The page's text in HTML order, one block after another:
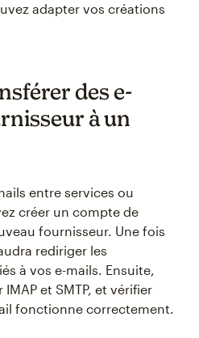
adapter vos créations
des e-
à un
entre services ou
créer un compte de
fournisseur. Une fois
rediriger les
à vos e-mails. Ensuite,
et SMTP, et vérifier
fonctionne correctement.